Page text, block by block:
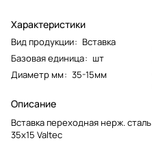
Характеристики
Вид продукции: Вставка
Базовая единица: шт
Диаметр мм: 35-15мм
Описание
Вставка переходная нерж. сталь
35х15 Valtec